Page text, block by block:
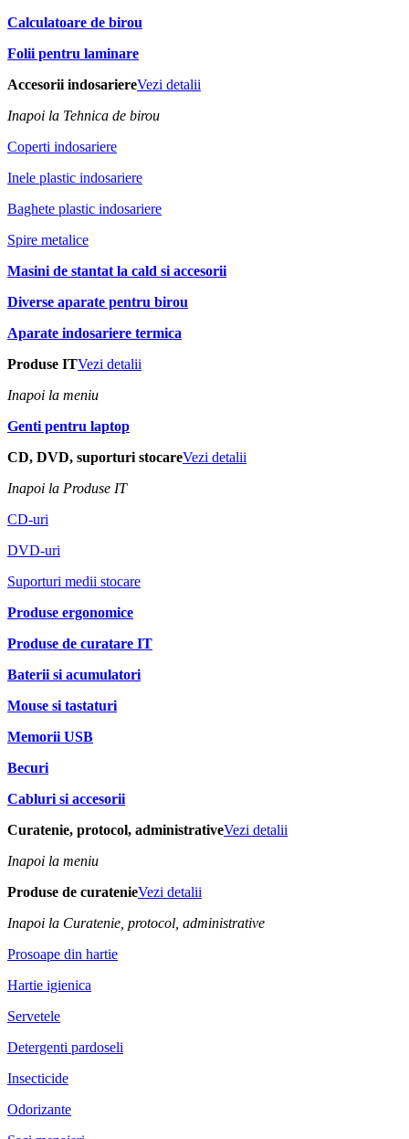
Calculatoare de birou
Folii pentru laminare
Accesorii indosariereVezi detalii
Inapoi la Tehnica de birou
Coperti indosariere
Inele plastic indosariere
Baghete plastic indosariere
Spire metalice
Masini de stantat la cald si accesorii
Diverse aparate pentru birou
Aparate indosariere termica
Produse ITVezi detalii
Inapoi la meniu
Genti pentru laptop
CD, DVD, suporturi stocareVezi detalii
Inapoi la Produse IT
CD-uri
DVD-uri
Suporturi medii stocare
Produse ergonomice
Produse de curatare IT
Baterii si acumulatori
Mouse si tastaturi
Memorii USB
Becuri
Cabluri si accesorii
Curatenie, protocol, administrativeVezi detalii
Inapoi la meniu
Produse de curatenieVezi detalii
Inapoi la Curatenie, protocol, administrative
Prosoape din hartie
Hartie igienica
Servetele
Detergenti pardoseli
Insecticide
Odorizante